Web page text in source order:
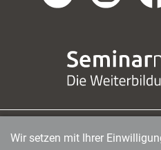
managerSeminare Verlags
Wir setzen mit Ihrer